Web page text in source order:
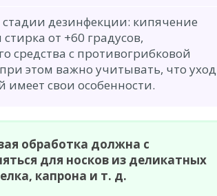
дезинфекции: кипячение
от +60 градусов,
средства с противогрибковой
этом важно учитывать, что уход
свои особенности.
обработка должна с
для носков из деликатных
капрона и т. д.